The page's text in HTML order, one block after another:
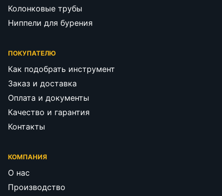
Колонковые трубы
Ниппели для бурения
ПОКУПАТЕЛЮ
Как подобрать инструмент
Заказ и доставка
Оплата и документы
Качество и гарантия
Контакты
КОМПАНИЯ
О нас
Производство